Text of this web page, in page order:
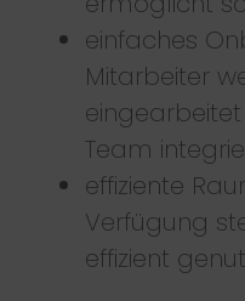
einfaches
Mitarbeiter
Team
effiziente
Verfügung
effizient